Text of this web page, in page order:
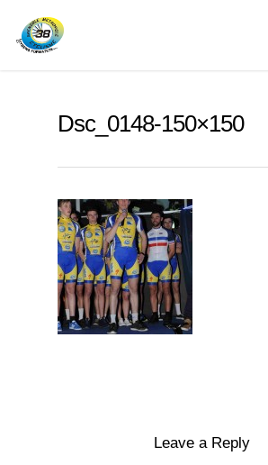
Dsc_0148-150×150
Leave a Reply